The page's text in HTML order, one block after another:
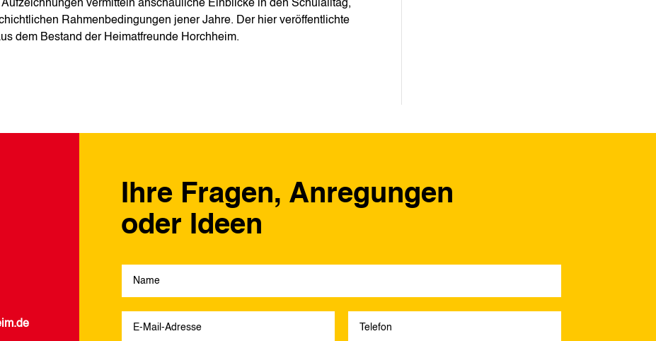
vermitteln anschauliche Einblicke in den Schulalltag,
Rahmenbedingungen jener Jahre. Der hier veröffentlichte
dem Bestand der Heimatfreunde Horchheim.
Ihre Fragen, Anregungen
oder Ideen